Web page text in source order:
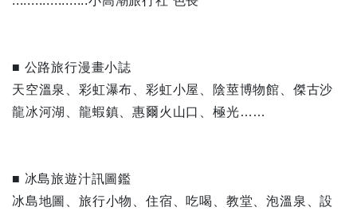
■ 公路旅行漫畫小誌
天空溫泉、彩虹瀑布、彩虹小屋、陰莖博物館、傑古沙
龍冰河湖、龍蝦鎮、惠爾火山口、極光……
■ 冰島旅遊汁訊圖鑑
冰島地圖、旅行小物、住宿、吃喝、教堂、泡溫泉、設